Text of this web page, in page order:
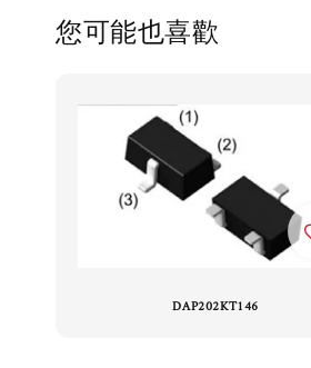
您可能也喜歡
DAP202KT146